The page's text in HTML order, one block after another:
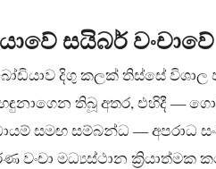
සයිබර්
දිගු කලක් තිස්සේ විශාල
තිබූ අතර, එහිදී —
සමඟ සම්බන්ධ — අපරාධ
වංචා මධ්‍යස්ථාන